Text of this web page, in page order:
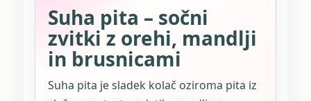
Suha pita – sočni
zvitki z orehi, mandlji
in brusnicami
Suha pita je sladek kolač oziroma pita iz